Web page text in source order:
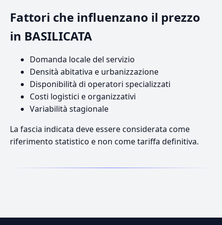
Fattori che influenzano il prezzo
in BASILICATA
Domanda locale del servizio
Densità abitativa e urbanizzazione
Disponibilità di operatori specializzati
Costi logistici e organizzativi
Variabilità stagionale
La fascia indicata deve essere considerata come
riferimento statistico e non come tariffa definitiva.